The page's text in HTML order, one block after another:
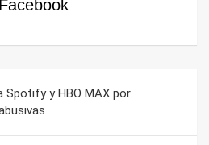
y HBO MAX por